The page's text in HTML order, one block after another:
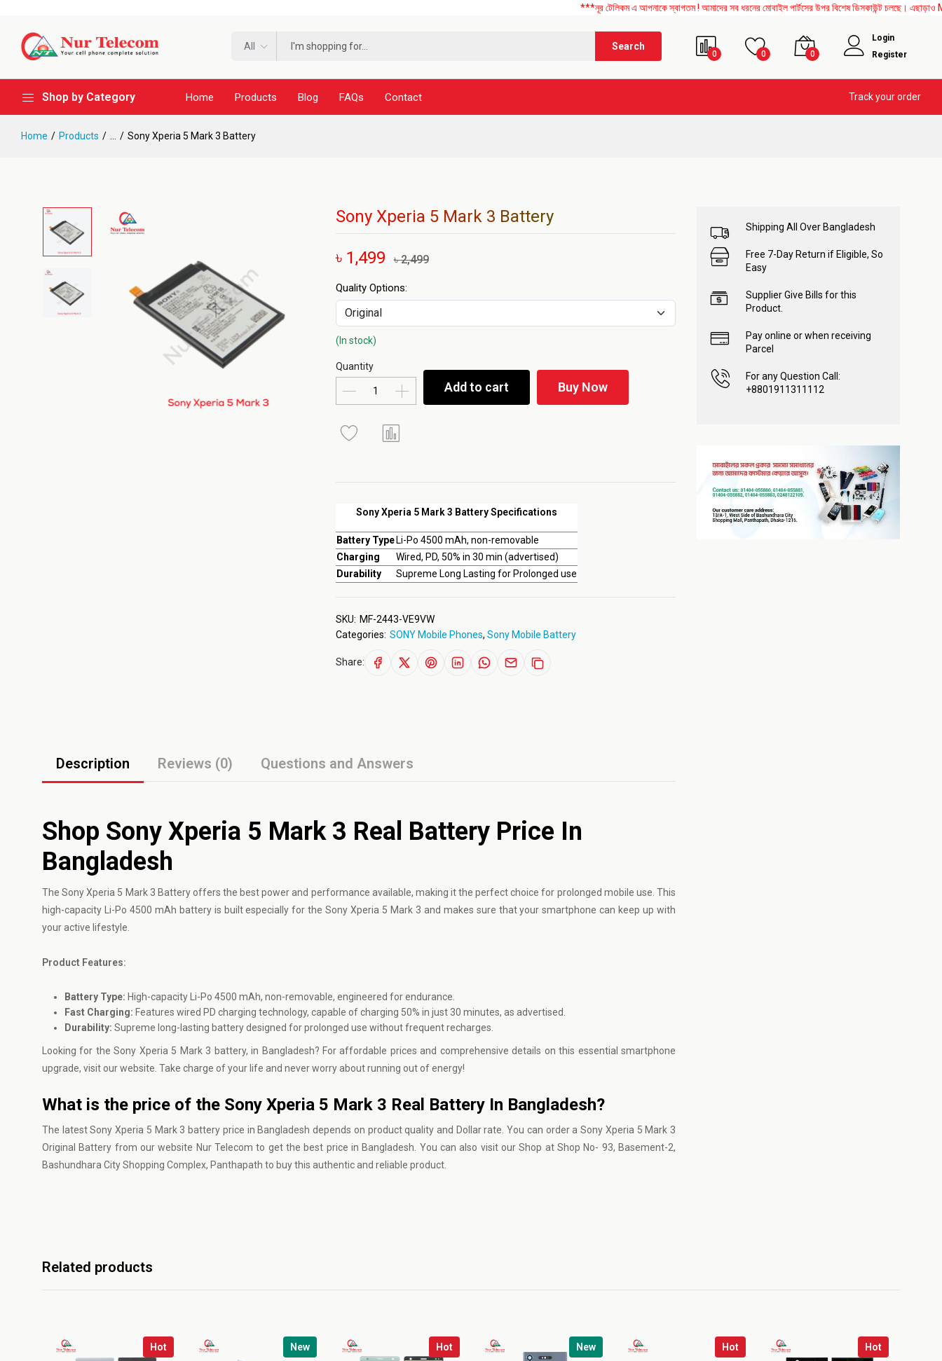
***নূর টেলিকম এ আপনাকে স্বাগতম ! আমাদের সব ধরনের মোবাইল পার্টসের উপর বিশেষ ডিসকাউন্ট চলছে। এছাড়াও
All Search
0 0 0
Login
Register
Shop by Category Home Products Blog FAQs Contact Track your order
Home Products Sony Xperia 5 Mark 3 Battery
Sony Xperia 5 Mark 3 Battery
৳ 1,499 ৳ 2,499
Sony Xperia 5 Mark 3 Battery Specifications
Battery Type Li-Po 4500 mAh, non-removable
Charging
Wired, PD, 50% in 30 min (advertised)
Durability
Supreme Long Lasting for Prolonged use
Quality Options:
(In stock)
Quantity
Add to cart Buy Now
SKU: MF-2443-VE9VW
Categories: SONY Mobile Phones, Sony Mobile Battery
Share:
Description Reviews (0) Questions and Answers
Shop Sony Xperia 5 Mark 3 Real Battery Price In
Bangladesh
TheSonyXperia 5 Mark 3 Battery offers the best power and performance available, making it the perfect choice for prolonged mobile use. This
high-capacity Li-Po 4500 mAh battery is built especially for the Sony Xperia 5 Mark 3 and makes sure that your smartphone can keep up with
your active lifestyle.
Product Features:
Battery Type: High-capacity Li-Po 4500 mAh, non-removable, engineered for endurance.
Fast Charging: Features wired PD charging technology, capable of charging 50% in just 30 minutes, as advertised.
Durability: Supreme long-lasting battery designed for prolonged use without frequent recharges.
Looking for the Sony Xperia 5 Mark 3 battery, in Bangladesh? For affordable prices and comprehensive details on this essential smartphone
upgrade, visit our website. Take charge of your life and never worry about running out of energy!
What is the price of the Sony Xperia 5 Mark 3 Real Battery In Bangladesh?
The latest Sony Xperia 5 Mark 3 battery price in Bangladesh depends on product quality and Dollar rate. You can order a Sony Xperia 5 Mark 3
Original Battery from our website Nur Telecom to get the best price in Bangladesh. You can also visit our Shop at Shop No- 93, Basement-2,
Bashundhara City Shopping Complex, Panthapath to buy this authentic and reliable product.
Shipping All Over Bangladesh
Free 7-Day Return if Eligible, So
Easy
Supplier Give Bills for this
Product.
Pay online or when receiving
Parcel
For any Question Call:
+8801911311112
Related products
Hot New Hot New Hot Hot